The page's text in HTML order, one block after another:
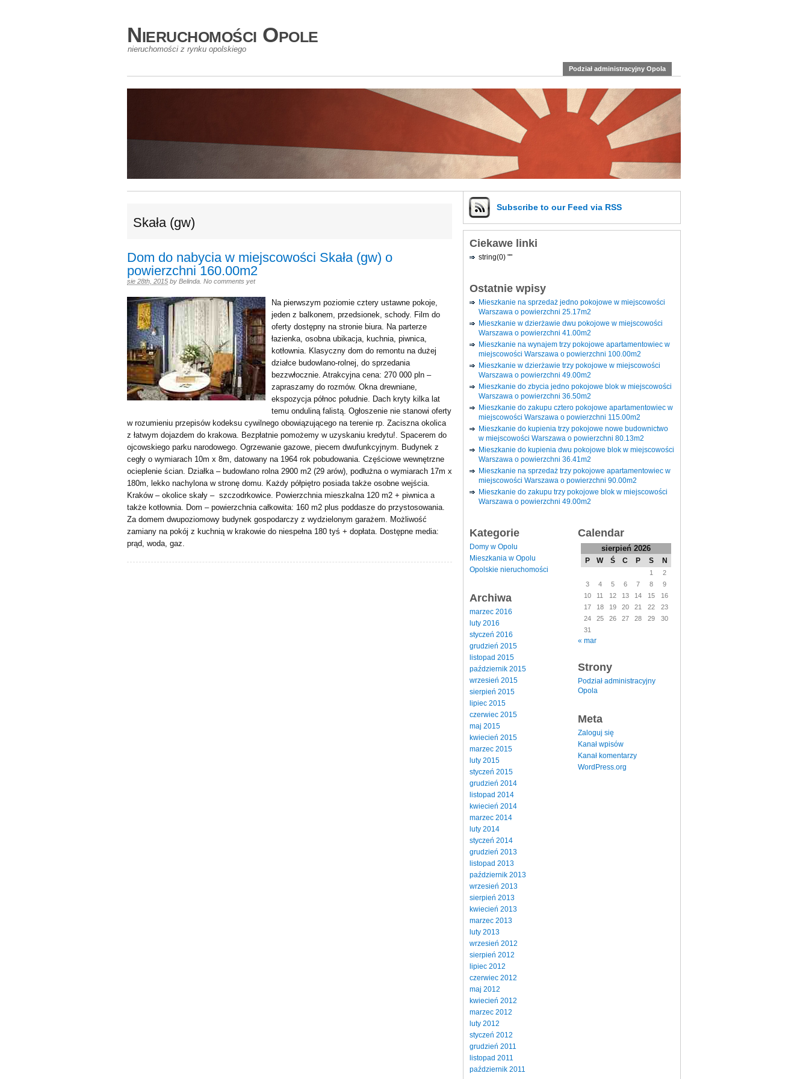
Nieruchomości Opole
nieruchomości z rynku opolskiego
Podział administracyjny Opola
Skała (gw)
Dom do nabycia w miejscowości Skała (gw) o
powierzchni 160.00m2
sie 28th, 2015 by Belinda No comments yet
Na pierwszym poziomie cztery ustawne pokoje,
jeden z balkonem, przedsionek, schody. Film do
oferty dostępny na stronie biura. Na parterze
łazienka, osobna ubikacja, kuchnia, piwnica,
kotłownia. Klasyczny dom do remontu na dużej
działce budowlano-rolnej, do sprzedania
bezzwłocznie. Atrakcyjna cena: 270 000 pln –
zapraszamy do rozmów. Okna drewniane,
ekspozycja północ południe. Dach kryty kilka lat
temu onduliną falistą. Ogłoszenie nie stanowi oferty
w rozumieniu przepisów kodeksu cywilnego obowiązującego na terenie rp. Zaciszna okolica
z łatwym dojazdem do krakowa. Bezpłatnie pomożemy w uzyskaniu kredytu!. Spacerem do
ojcowskiego parku narodowego. Ogrzewanie gazowe, piecem dwufunkcyjnym. Budynek z
cegły o wymiarach 10m x 8m, datowany na 1964 rok pobudowania. Częściowe wewnętrzne
ocieplenie ścian. Działka – budowlano rolna 2900 m2 (29 arów), podłużna o wymiarach 17m x
180m, lekko nachylona w stronę domu. Każdy półpiętro posiada także osobne wejścia.
Kraków – okolice skały – szczodrkowice. Powierzchnia mieszkalna 120 m2 + piwnica a
także kotłownia. Dom – powierzchnia całkowita: 160 m2 plus poddasze do przystosowania.
Za domem dwupoziomowy budynek gospodarczy z wydzielonym garażem. Możliwość
zamiany na pokój z kuchnią w krakowie do niespełna 180 tyś + dopłata. Dostępne media:
prąd, woda, gaz.
Subscribe to our Feed via RSS
Ciekawe linki
string(0) ""
Ostatnie wpisy
Mieszkanie na sprzedaż jedno pokojowe w miejscowości
Warszawa o powierzchni 25.17m2
Mieszkanie w dzierżawie dwu pokojowe w miejscowości
Warszawa o powierzchni 41.00m2
Mieszkanie na wynajem trzy pokojowe apartamentowiec w
miejscowości Warszawa o powierzchni 100.00m2
Mieszkanie w dzierżawie trzy pokojowe w miejscowości
Warszawa o powierzchni 49.00m2
Mieszkanie do zbycia jedno pokojowe blok w miejscowości
Warszawa o powierzchni 36.50m2
Mieszkanie do zakupu cztero pokojowe apartamentowiec w
miejscowości Warszawa o powierzchni 115.00m2
Mieszkanie do kupienia trzy pokojowe nowe budownictwo
w miejscowości Warszawa o powierzchni 80.13m2
Mieszkanie do kupienia dwu pokojowe blok w miejscowości
Warszawa o powierzchni 36.41m2
Mieszkanie na sprzedaż trzy pokojowe apartamentowiec w
miejscowości Warszawa o powierzchni 90.00m2
Mieszkanie do zakupu trzy pokojowe blok w miejscowości
Warszawa o powierzchni 49.00m2
Kategorie
Domy w Opolu
Mieszkania w Opolu
Opolskie nieruchomości
Archiwa
marzec 2016
luty 2016
styczeń 2016
grudzień 2015
listopad 2015
październik 2015
wrzesień 2015
sierpień 2015
lipiec 2015
czerwiec 2015
maj 2015
kwiecień 2015
marzec 2015
luty 2015
styczeń 2015
grudzień 2014
listopad 2014
kwiecień 2014
marzec 2014
luty 2014
styczeń 2014
grudzień 2013
listopad 2013
październik 2013
wrzesień 2013
sierpień 2013
kwiecień 2013
marzec 2013
luty 2013
wrzesień 2012
sierpień 2012
lipiec 2012
czerwiec 2012
maj 2012
kwiecień 2012
marzec 2012
luty 2012
styczeń 2012
grudzień 2011
listopad 2011
październik 2011
Calendar
sierpień 2026
P W Ś C P S N
1
2
3
4 5 6 7 8
9
10
11 12 13 14 15
16
17
18 19 20 21 22
23
24
25 26 27 28 29
30
31
« mar
Strony
Podział administracyjny
Opola
Meta
Zaloguj się
Kanał wpisów
Kanał komentarzy
WordPress.org